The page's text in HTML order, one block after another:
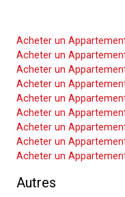
Acheter un
Acheter un
Acheter un
Acheter un
Acheter un
Acheter un
Acheter un
Acheter un Appartement
Acheter un
Autres